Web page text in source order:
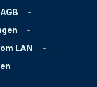
AGB
-
-
LAN
-